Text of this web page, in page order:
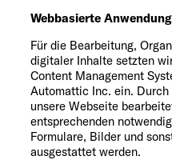
Webbasierte
Für die Bearbeitung,
digitaler Inhalte setzten
Content Management
Automattic Inc. ein.
unsere Webseite
entsprechenden
Formulare, Bilder und
ausgestattet werden.